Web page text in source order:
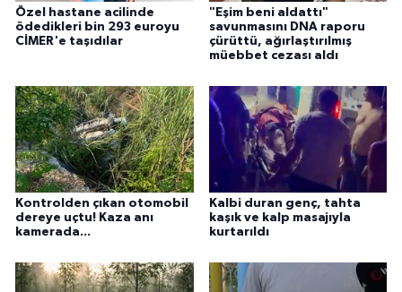
Özel hastane acilinde
ödedikleri bin 293 euroyu
CİMER'e taşıdılar
"Eşim beni aldattı"
savunmasını DNA raporu
çürüttü, ağırlaştırılmış
müebbet cezası aldı
Kontrolden çıkan otomobil
dereye uçtu! Kaza anı
kamerada...
Kalbi duran genç, tahta
kaşık ve kalp masajıyla
kurtarıldı